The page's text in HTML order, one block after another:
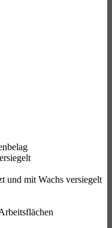
und mit Wachs versiegelt